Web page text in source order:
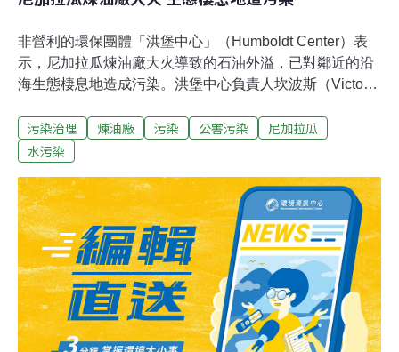
非營利的環保團體「洪堡中心」（Humboldt Center）表
示，尼加拉瓜煉油廠大火導致的石油外溢，已對鄰近的沿
海生態棲息地造成污染。洪堡中心負責人坎波斯（Victor
源」（Puma Energy）煉油廠發生大火後，附近1平方英
里的水和土壤，有近半都遭到溢油污染。在此同時，尼加
唯一的煉油廠。 這處屬於彪馬能源的煉油設施，是尼加拉
瓜唯一的煉油廠。由於位於聖狄諾港(Puerto Sandino)的4
座油槽中有1座在17日爆炸，火勢一發不可收拾，第二座
油槽也在18日起火，來自美加的救火專家都趕往協助滅
火。
污染治理 煉油廠 污染 公害污染
尼加拉瓜
水污染